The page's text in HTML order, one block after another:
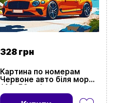
328 грн
Картина по номерам
Червоне авто біля моря
(40х50 см)